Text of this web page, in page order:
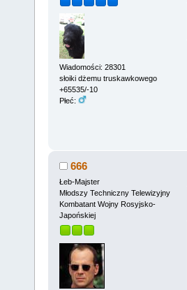
Wiadomości: 28301
słoiki dżemu truskawkowego
+65535/-10
Płeć:
666
Łeb-Majster
Młodszy Techniczny Telewizyjny
Kombatant Wojny Rosyjsko-
Japońskiej